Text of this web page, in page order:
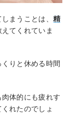
まうことは、 精
えてくれていま
りと休める時間
体的にも疲れす
れたのでしょ